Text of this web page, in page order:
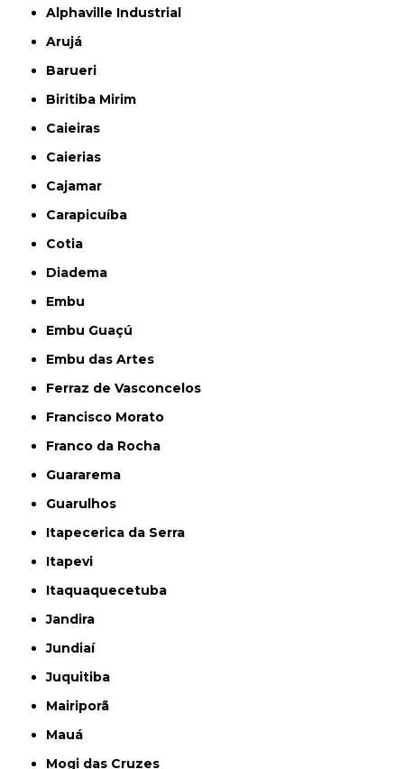
Alphaville Industrial
Arujá
Barueri
Biritiba Mirim
Caieiras
Caierias
Cajamar
Carapicuíba
Cotia
Diadema
Embu
Embu Guaçú
Embu das Artes
Ferraz de Vasconcelos
Francisco Morato
Franco da Rocha
Guararema
Guarulhos
Itapecerica da Serra
Itapevi
Itaquaquecetuba
Jandira
Jundiaí
Juquitiba
Mairiporã
Mauá
Mogi das Cruzes